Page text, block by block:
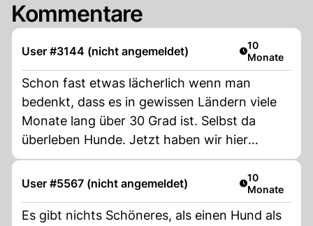
Kommentare
User #3144 (nicht angemeldet) Artikel
10
Monate
Schon fast etwas lächerlich wenn man
bedenkt, dass es in gewissen Ländern viele
Monate lang über 30 Grad ist. Selbst da
überleben Hunde. Jetzt haben wir hier
gerade noch so 20 Grad und sie warnen uns,
dass es für Hunde zu heiss sein könnte.
User #5567 (nicht angemeldet) Artikel
10
Monate
Es gibt nichts Schöneres, als einen Hund als